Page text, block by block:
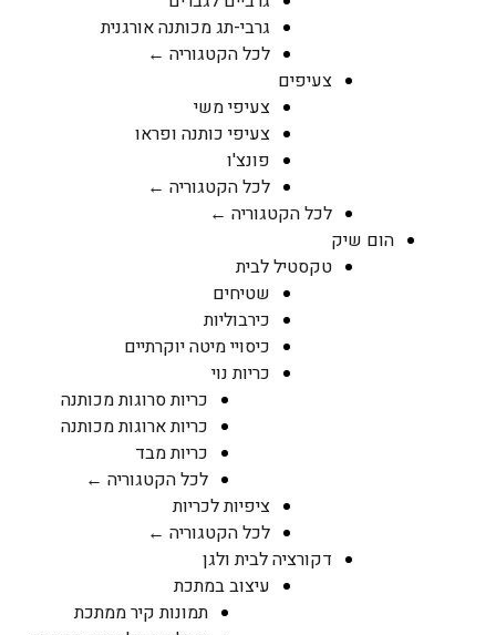
גרבי-תג מכותנה אורגנית
לכל הקטגוריה ←
צעיפים
צעיפי משי
צעיפי כותנה ופראו
פונצ'ו
לכל הקטגוריה ←
לכל הקטגוריה ←
הום שיק
טקסטיל לבית
שטיחים
כירבוליות
כיסויי מיטה יוקרתיים
כריות נוי
כריות סרוגות מכותנה
כריות ארוגות מכותנה
כריות מבד
לכל הקטגוריה ←
ציפיות לכריות
לכל הקטגוריה ←
דקורציה לבית ולגן
עיצוב במתכת
תמונות קיר ממתכת